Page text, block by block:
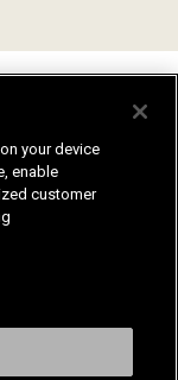
your device
enable
customer